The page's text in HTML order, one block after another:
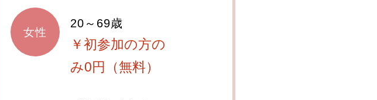
女性
20～69歳
￥初参加の方の
み0円（無料）